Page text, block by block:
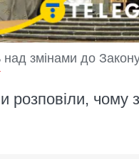
змінами до
розповіли, чому